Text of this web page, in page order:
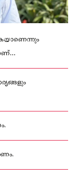
എംപി.